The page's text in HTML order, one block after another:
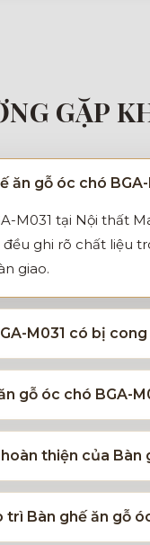
GẶP
ăn gỗ óc chó
M031 tại Nội thất
ghi rõ chất liệu
giao.
M031 có bị
gỗ óc chó BGA-
thiện của
Bàn ghế ăn gỗ